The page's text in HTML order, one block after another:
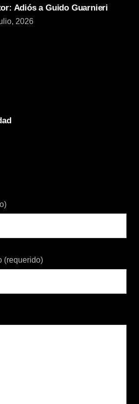
Adiós a Guido Guarnieri
2026
(requerido)